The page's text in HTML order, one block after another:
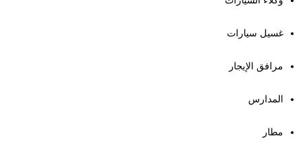
غسيل سيارات
مرافق الإيجار
المدارس
مطار